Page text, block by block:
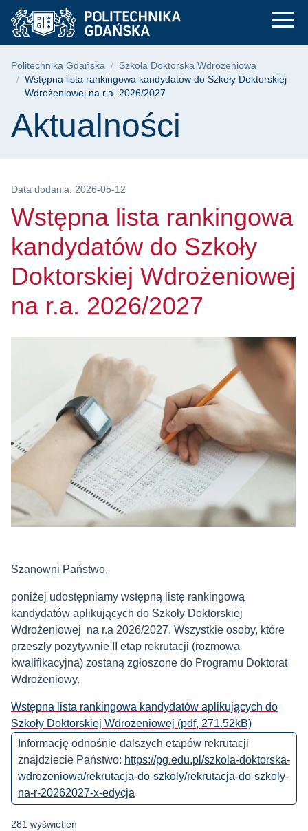
Przejdź
do
menu
Przejdź
do
wyszukiwarki
Przejdź
do
treści
Wstępna lista
Ścieżka nawigacyjna
Politechnika Gdańska
Szkoła Doktorska Wdrożeniowa
Wstępna lista rankingowa kandydatów do Szkoły Doktorskiej
Wdrożeniowej na r.a. 2026/2027
Treść strony
Aktualności
Data dodania: 2026-05-12
Wstępna lista rankingowa
kandydatów do Szkoły
Doktorskiej Wdrożeniowej
na r.a. 2026/2027
Szanowni Państwo,
poniżej udostępniamy wstępną listę rankingową
kandydatów aplikujących do Szkoły Doktorskiej
Wdrożeniowej na r.a 2026/2027. Wszystkie osoby, które
przeszły pozytywnie II etap rekrutacji (rozmowa
kwalifikacyjna) zostaną zgłoszone do Programu Doktorat
Wdrożeniowy.
Wstępna lista rankingowa kandydatów aplikujących do
Szkoły Doktorskiej Wdrożeniowej (pdf, 271.52kB)
Informację odnośnie dalszych etapów rekrutacji
znajdziecie Państwo: https://pg.edu.pl/szkola-doktorska-
wdrozeniowa/rekrutacja-do-szkoly/rekrutacja-do-szkoly-
na-r-20262027-x-edycja
281 wyświetleń